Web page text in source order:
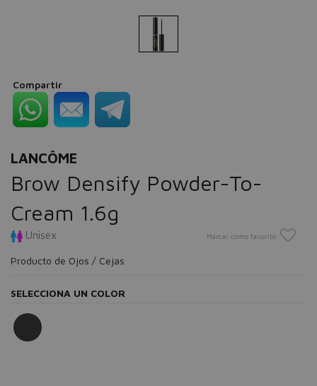
Compartir
LANCÔME
Brow Densify Powder-To-
Cream 1.6g
Unisex Marcar como favorito
Producto de Ojos / Cejas
SELECCIONA UN COLOR